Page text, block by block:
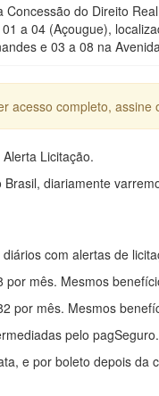
do Direito
a 04 (Açougue),
e 03 a 08 na
acesso completo, assine
Licitação.
diariamente
com alertas de
mês. Mesmos
por mês. Mesmos
pelo pagSeguro.
e por boleto depois da